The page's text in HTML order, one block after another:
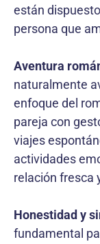
están
persona que
Aventura
naturalmente
enfoque del
pareja con
viajes
actividades
relación fresca
Honestidad y
fundamental